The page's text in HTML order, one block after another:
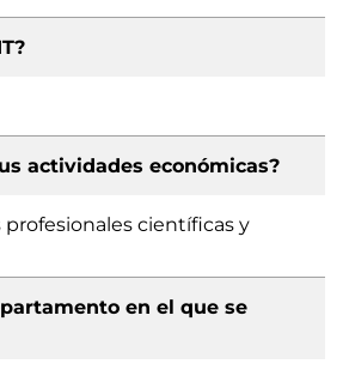
actividades económicas?
científicas y
en el que se